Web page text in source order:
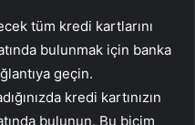
tüm kredi kartlarını
bulunmak için banka
geçin.
kredi kartınızın
bulunun. Bu biçim